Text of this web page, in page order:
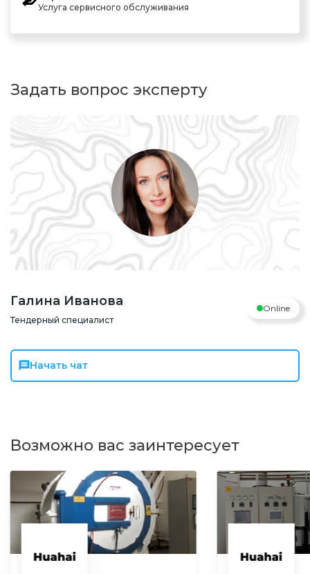
Услуга сервисного обслуживания
Задать вопрос эксперту
Галина Иванова
Тендерный специалист
Online
Начать чат
Возможно вас заинтересует